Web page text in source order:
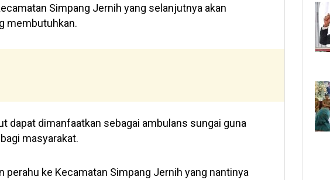
Simpang Jernih yang selanjutnya akan
membutuhkan.
dapat dimanfaatkan sebagai ambulans sungai guna
masyarakat.
perahu ke Kecamatan Simpang Jernih yang nantinya